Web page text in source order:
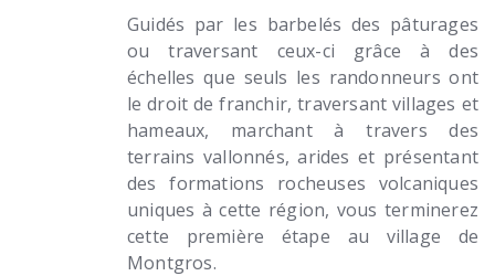
Guidés par les barbelés des pâturages
ou traversant ceux-ci grâce à des
échelles que seuls les randonneurs ont
le droit de franchir, traversant villages et
hameaux, marchant à travers des
terrains vallonnés, arides et présentant
des formations rocheuses volcaniques
uniques à cette région, vous terminerez
cette première étape au village de
Montgros.